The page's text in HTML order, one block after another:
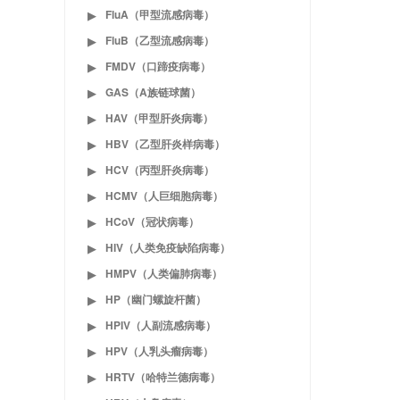
▶
FluA（甲型流感病毒）
▶
FluB（乙型流感病毒）
▶
FMDV（口蹄疫病毒）
▶
GAS（A族链球菌）
▶
HAV（甲型肝炎病毒）
▶
HBV（乙型肝炎样病毒）
▶
HCV（丙型肝炎病毒）
▶
HCMV（人巨细胞病毒）
▶
HCoV（冠状病毒）
▶
HIV（人类免疫缺陷病毒）
▶
HMPV（人类偏肺病毒）
▶
HP（幽门螺旋杆菌）
▶
HPIV（人副流感病毒）
▶
HPV（人乳头瘤病毒）
▶
HRTV（哈特兰德病毒）